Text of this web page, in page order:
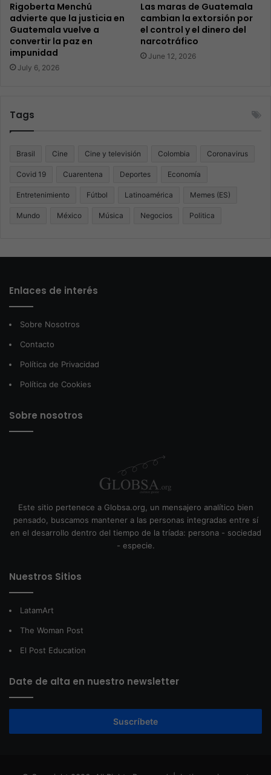
Rigoberta Menchú
advierte que la justicia en
Guatemala vuelve a
convertir la paz en
impunidad
July 6, 2026
Las maras de Guatemala
cambian la extorsión por
el control y el dinero del
narcotráfico
June 12, 2026
Tags
Brasil Cine Cine y televisión Colombia Coronavirus
Covid 19 Cuarentena Deportes Economía
Entretenimiento Fútbol Latinoamérica Memes (ES)
Mundo México Música Negocios Politica
Enlaces de interés
Sobre Nosotros
Contacto
Política de Privacidad
Política de Cookies
Sobre nosotros
Este sitio pertenece a Globsa.org, un mensajero analítico bien
pensado, buscamos mantener a las personas integradas entre sí
en el desarrollo dentro del tiempo de la tríada: persona - sociedad
- especie.
Nuestros Sitios
LatamArt
The Woman Post
El Post Education
Date de alta en nuestro newsletter
Suscríbete